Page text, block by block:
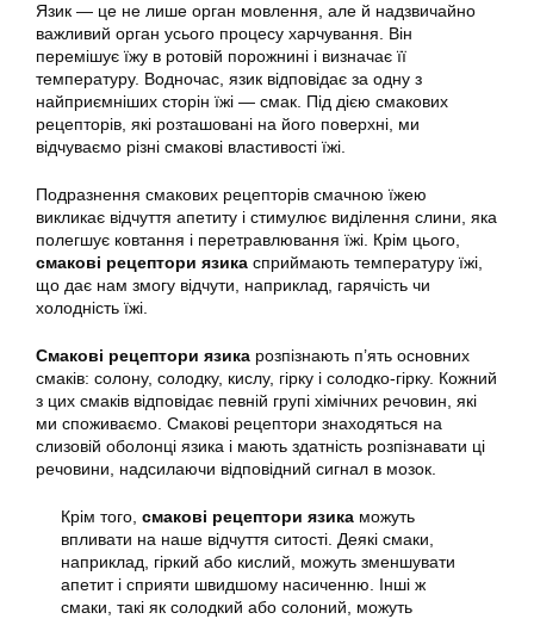
Язик — це не лише орган мовлення, але й надзвичайно
важливий орган усього процесу харчування. Він
перемішує їжу в ротовій порожнині і визначає її
температуру. Водночас, язик відповідає за одну з
найприємніших сторін їжі — смак. Під дією смакових
рецепторів, які розташовані на його поверхні, ми
відчуваємо різні смакові властивості їжі.
Подразнення смакових рецепторів смачною їжею
викликає відчуття апетиту і стимулює виділення слини, яка
полегшує ковтання і перетравлювання їжі. Крім цього,
смакові рецептори язика сприймають температуру їжі,
що дає нам змогу відчути, наприклад, гарячість чи
холодність їжі.
Смакові рецептори язика розпізнають п’ять основних
смаків: солону, солодку, кислу, гірку і солодко-гірку. Кожний
з цих смаків відповідає певній групі хімічних речовин, які
ми споживаємо. Смакові рецептори знаходяться на
слизовій оболонці язика і мають здатність розпізнавати ці
речовини, надсилаючи відповідний сигнал в мозок.
Крім того, смакові рецептори язика можуть
впливати на наше відчуття ситості. Деякі смаки,
наприклад, гіркий або кислий, можуть зменшувати
апетит і сприяти швидшому насиченню. Інші ж
смаки, такі як солодкий або солоний, можуть